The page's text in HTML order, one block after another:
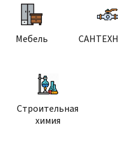
Мебель
Строительная
химия